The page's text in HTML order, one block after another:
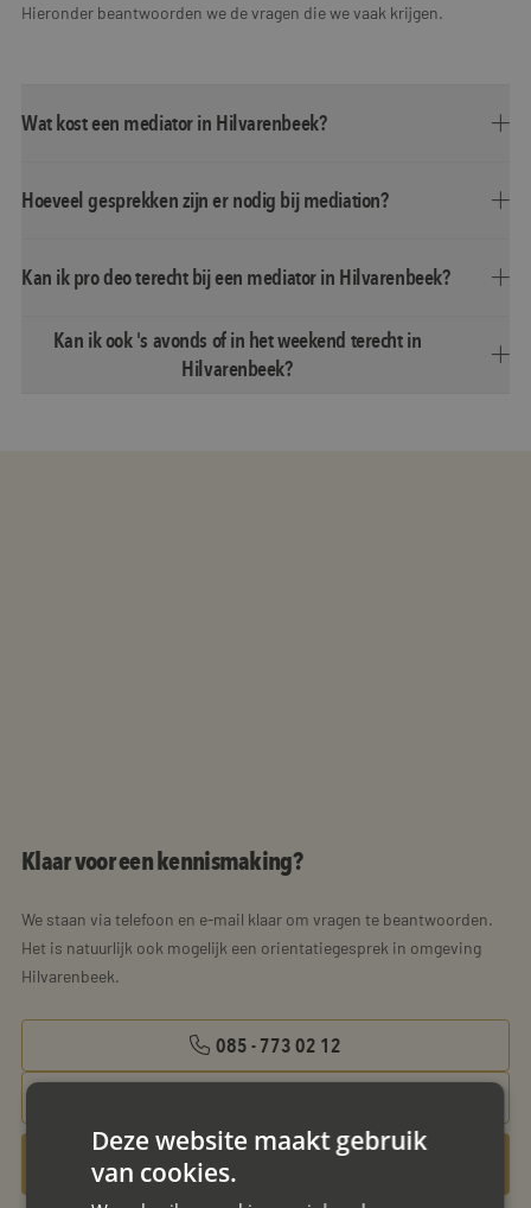
Hieronder beantwoorden we de vragen die we vaak krijgen.
Wat kost een mediator in Hilvarenbeek?
Hoeveel gesprekken zijn er nodig bij mediation?
Kan ik pro deo terecht bij een mediator in Hilvarenbeek?
Kan ik ook 's avonds of in het weekend terecht in
Hilvarenbeek?
Klaar voor een kennismaking?
We staan via telefoon en e-mail klaar om vragen te beantwoorden.
Het is natuurlijk ook mogelijk een orientatiegesprek in omgeving
Hilvarenbeek.
085 - 773 02 12
Gratis oriëntatiegesprek aanvragen
Deze website maakt gebruik
van cookies.